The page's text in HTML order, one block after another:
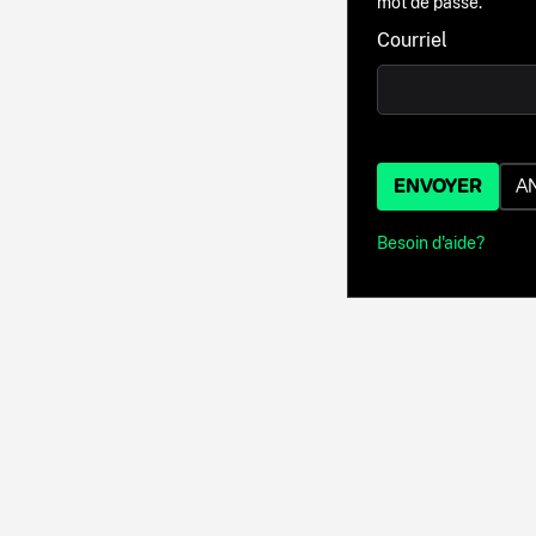
Courriel
ENVOYER
Besoin d'aide?